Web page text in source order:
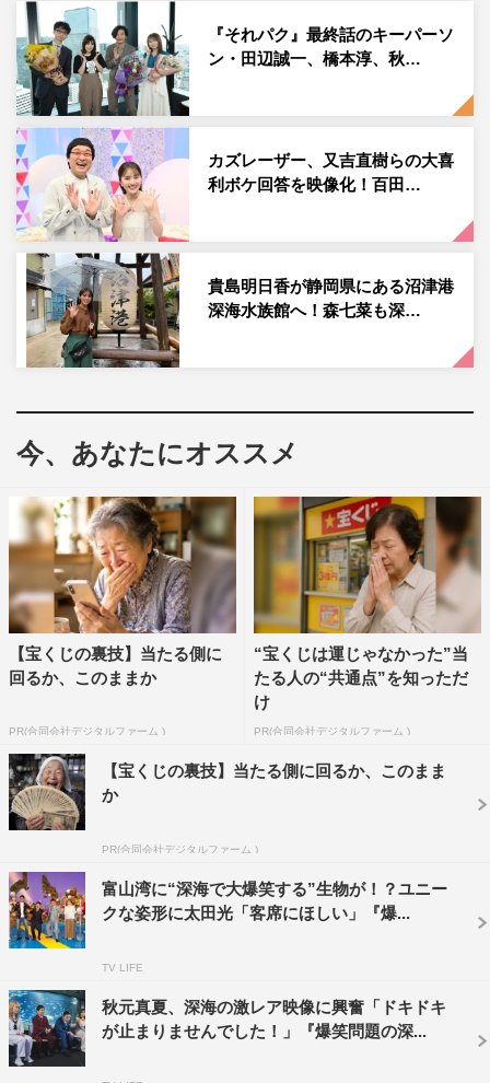
に据えていた“深海で大爆笑する”超希少生物の姿を捉える
ことに成功し、スタジオも大興奮する。
一方、駿河湾（静岡県）では、全国でもまれな多さで、激
レア深海生物の幼魚が発見されていた。そこで、鈴木香里
武が小さな海の生物を専門とする水中写真家の峯水亮と撮
影に挑むことに。“光を当てると宝石のような輝きを放
つ”深海幼魚たちや、峯水が水中で叫んだ“美しすぎる激レ
ア深海生物”の幼魚が姿を現す。
スタジオ収録後、「“深海で大爆笑する”超希少生物にハッ
シュタグをつけるとしたら？」の質問に、照英は「＃どこ
の惑星の生物？」、カズレーザーは「＃煮ても焼いても無
味」と回答。秋元真夏は「この生物の気持ちになって、＃
あーんして」と答えた。秋元を「♯あーんして」という気
持ちにさせた生物の姿かたちに注目だ。
照英、カズレーザー、秋元のコメントは下記に掲載。
照英 コメント
『それパク』最終話のキーパーソ
ン・田辺誠一、橋本淳、秋…
カズレーザー、又吉直樹らの大喜
利ボケ回答を映像化！百田…
貴島明日香が静岡県にある沼津港
深海水族館へ！森七菜も深…
今、あなたにオススメ
【宝くじの裏技】当たる側に
回るか、このままか
PR(合同会社デジタルファーム )
“宝くじは運じゃなかった”当
たる人の“共通点”を知っただ
け
PR(合同会社デジタルファーム )
【宝くじの裏技】当たる側に回るか、このまま
か
PR(合同会社デジタルファーム )
富山湾に“深海で大爆笑する”生物が！？ユニー
クな姿形に太田光「客席にほしい」『爆...
TV LIFE
秋元真夏、深海の激レア映像に興奮「ドキドキ
が止まりませんでした！」『爆笑問題の深...